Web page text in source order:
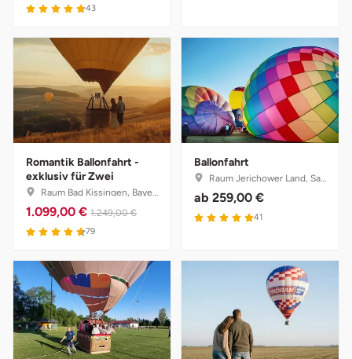
43
Romantik Ballonfahrt -
exklusiv für Zwei
Raum Bad Kissingen, Bayern
1.099,00 € 1.249,00 €
79
Ballonfahrt
Raum Jerichower Land, Sachsen-Anhalt
ab 259,00 €
41
Usedom
Viersen
Villingen Schwenningen
Vorpommern-Greifswald
Vorpommern-Rügen
Weimar
Wertach